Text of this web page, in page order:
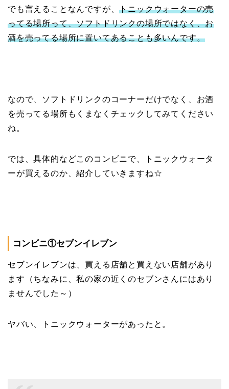
でも言えることなんですが、トニックウォーターの売
ってる場所って、ソフトドリンクの場所ではなく、お
酒を売ってる場所に置いてあることも多いんです。
なので、ソフトドリンクのコーナーだけでなく、お酒
を売ってる場所もくまなくチェックしてみてください
ね。
では、具体的などこのコンビニで、トニックウォータ
ーが買えるのか、紹介していきますね☆
コンビニ①セブンイレブン
セブンイレブンは、買える店舗と買えない店舗があり
ます（ちなみに、私の家の近くのセブンさんにはあり
ませんでした～）
ヤバい、トニックウォーターがあったと。